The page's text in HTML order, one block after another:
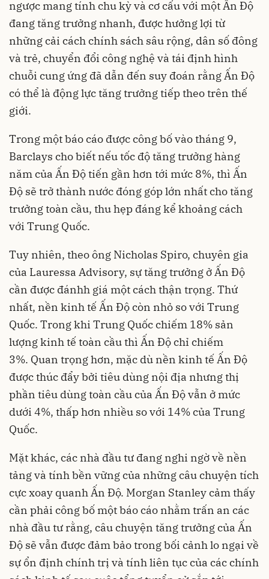
ngược mang tính chu kỳ và cơ cấu với một Ấn Độ
đang tăng trưởng nhanh, được hưởng lợi từ
những cải cách chính sách sâu rộng, dân số đông
và trẻ, chuyển đổi công nghệ và tái định hình
chuỗi cung ứng đã dẫn đến suy đoán rằng Ấn Độ
có thể là động lực tăng trưởng tiếp theo trên thế
giới.
Trong một báo cáo được công bố vào tháng 9,
Barclays cho biết nếu tốc độ tăng trưởng hàng
năm của Ấn Độ tiến gần hơn tới mức 8%, thì Ấn
Độ sẽ trở thành nước đóng góp lớn nhất cho tăng
trưởng toàn cầu, thu hẹp đáng kể khoảng cách
với Trung Quốc.
Tuy nhiên, theo ông Nicholas Spiro, chuyên gia
của Lauressa Advisory, sự tăng trưởng ở Ấn Độ
cần được đánhh giá một cách thận trọng. Thứ
nhất, nền kinh tế Ấn Độ còn nhỏ so với Trung
Quốc. Trong khi Trung Quốc chiếm 18% sản
lượng kinh tế toàn cầu thì Ấn Độ chỉ chiếm
3%. Quan trọng hơn, mặc dù nền kinh tế Ấn Độ
được thúc đẩy bởi tiêu dùng nội địa nhưng thị
phần tiêu dùng toàn cầu của Ấn Độ vẫn ở mức
dưới 4%, thấp hơn nhiều so với 14% của Trung
Quốc.
Mặt khác, các nhà đầu tư đang nghi ngờ về nền
tảng và tính bền vững của những câu chuyện tích
cực xoay quanh Ấn Độ. Morgan Stanley cảm thấy
cần phải công bố một báo cáo nhằm trấn an các
nhà đầu tư rằng, câu chuyện tăng trưởng của Ấn
Độ sẽ vẫn được đảm bảo trong bối cảnh lo ngại về
sự ổn định chính trị và tính liên tục của các chính